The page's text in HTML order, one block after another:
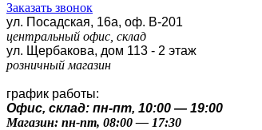
Заказать звонок
ул. Посадская, 16а, оф. В-201
центральный офис, склад
ул. Щербакова, дом 113 - 2 этаж
розничный магазин
график работы:
Офис, склад: пн-пт, 10:00 — 19:00
Магазин: пн-пт, 08:00 — 17:30